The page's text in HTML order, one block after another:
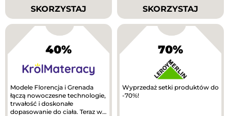
SKORZYSTAJ SKORZYSTAJ
40%
Modele Florencja i Grenada
łączą nowoczesne technologie,
trwałość i doskonałe
dopasowanie do ciała. Teraz w
70%
Wyprzedaż setki produktów do
-70%!